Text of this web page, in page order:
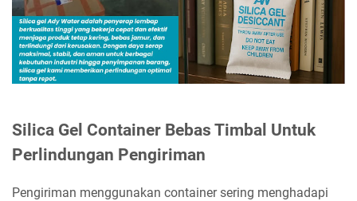
Silica Gel Container Bebas Timbal Untuk
Perlindungan Pengiriman
Pengiriman menggunakan container sering menghadapi